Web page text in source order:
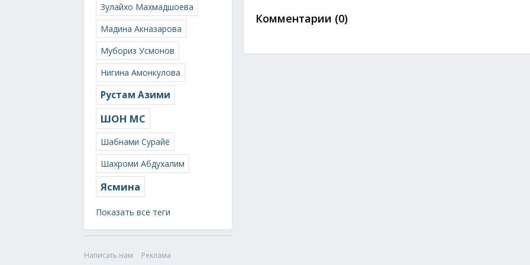
Зулайхо Махмадшоева
Мадина Акназарова
Мубориз Усмонов
Нигина Амонкулова
Рустам Азими
ШОН МС
Шабнами Сурайё
Шахроми Абдухалим
Ясмина
Показать все теги
Написать нам
Реклама
Комментарии (0)